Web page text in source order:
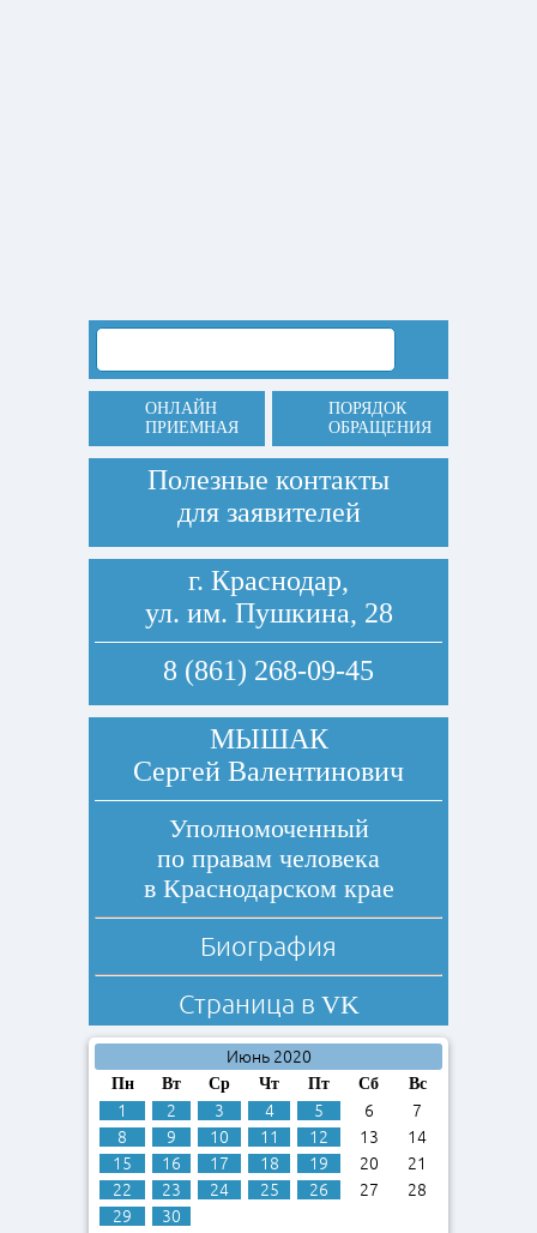
ОНЛАЙН
ПРИЕМНАЯ
ПОРЯДОК
ОБРАЩЕНИЯ
Полезные контакты
для заявителей
г. Краснодар,
ул. им. Пушкина, 28
8 (861) 268-09-45
МЫШАК
Сергей Валентинович
Уполномоченный
по правам человека
в Краснодарском крае
Биография
Страница в VK
Июнь 2020
Пн Вт Ср Чт Пт Сб Вс
1 2 3 4 5 6
7
8
9 10 11 12 13
14
15
16 17 18 19 20
21
22
23 24 25 26 27
28
29
30